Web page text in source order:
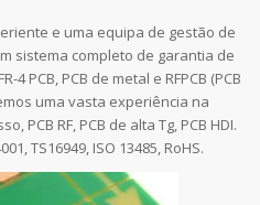
e uma equipa de gestão de
sistema completo de garantia de
PCB, PCB de metal e RFPCB (PCB
uma vasta experiência na
PCB RF, PCB de alta Tg, PCB HDI.
TS16949, ISO 13485, RoHS.